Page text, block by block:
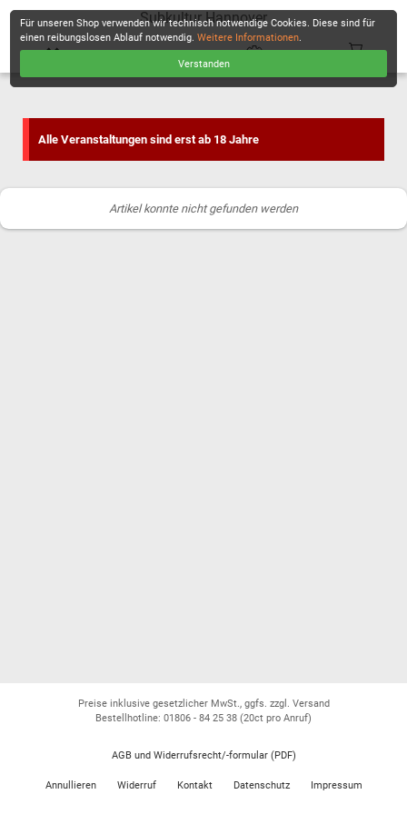
Subkultur Hannover
Alle Veranstaltungen sind erst ab 18 Jahre
Artikel konnte nicht gefunden werden
Für unseren Shop verwenden wir technisch notwendige Cookies. Diese sind für
einen reibungslosen Ablauf notwendig.Weitere Informationen.
Verstanden
Preise inklusive gesetzlicher MwSt., ggfs. zzgl. Versand
Bestellhotline: 01806 - 84 25 38 (20ct pro Anruf)
AGB und Widerrufsrecht/-formular (PDF)
Annullieren Widerruf Kontakt Datenschutz Impressum